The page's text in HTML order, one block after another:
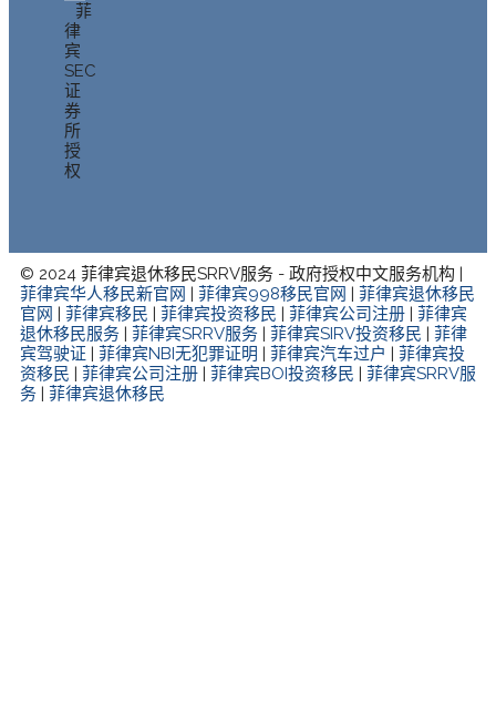
菲
律
宾
SEC
证
券
所
授
权
© 2024 菲律宾退休移民SRRV服务 - 政府授权中文服务机构 |
菲律宾华人移民新官网
菲律宾998移民官网
菲律宾退休移民
官网
菲律宾移民 菲律宾投资移民 菲律宾公司注册
菲律宾
退休移民服务
菲律宾SRRV服务 菲律宾SIRV投资移民
菲律
宾驾驶证
菲律宾NBI无犯罪证明 菲律宾汽车过户
菲律宾投
资移民
菲律宾公司注册 菲律宾BOI投资移民
菲律宾SRRV服
务
菲律宾退休移民